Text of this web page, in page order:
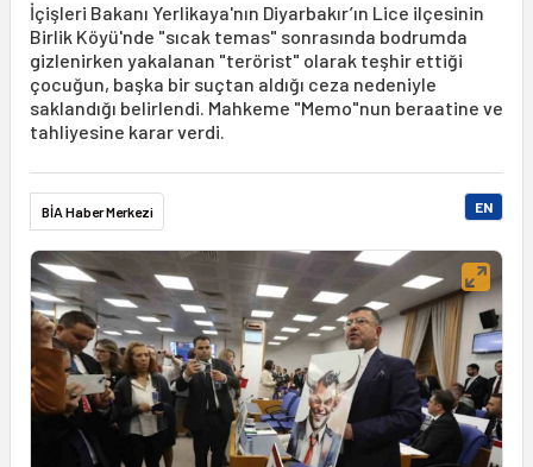
İçişleri Bakanı Yerlikaya'nın Diyarbakır’ın Lice ilçesinin
Birlik Köyü'nde "sıcak temas" sonrasında bodrumda
gizlenirken yakalanan "terörist" olarak teşhir ettiği
çocuğun, başka bir suçtan aldığı ceza nedeniyle
saklandığı belirlendi. Mahkeme "Memo"nun beraatine ve
tahliyesine karar verdi.
BİA Haber Merkezi EN